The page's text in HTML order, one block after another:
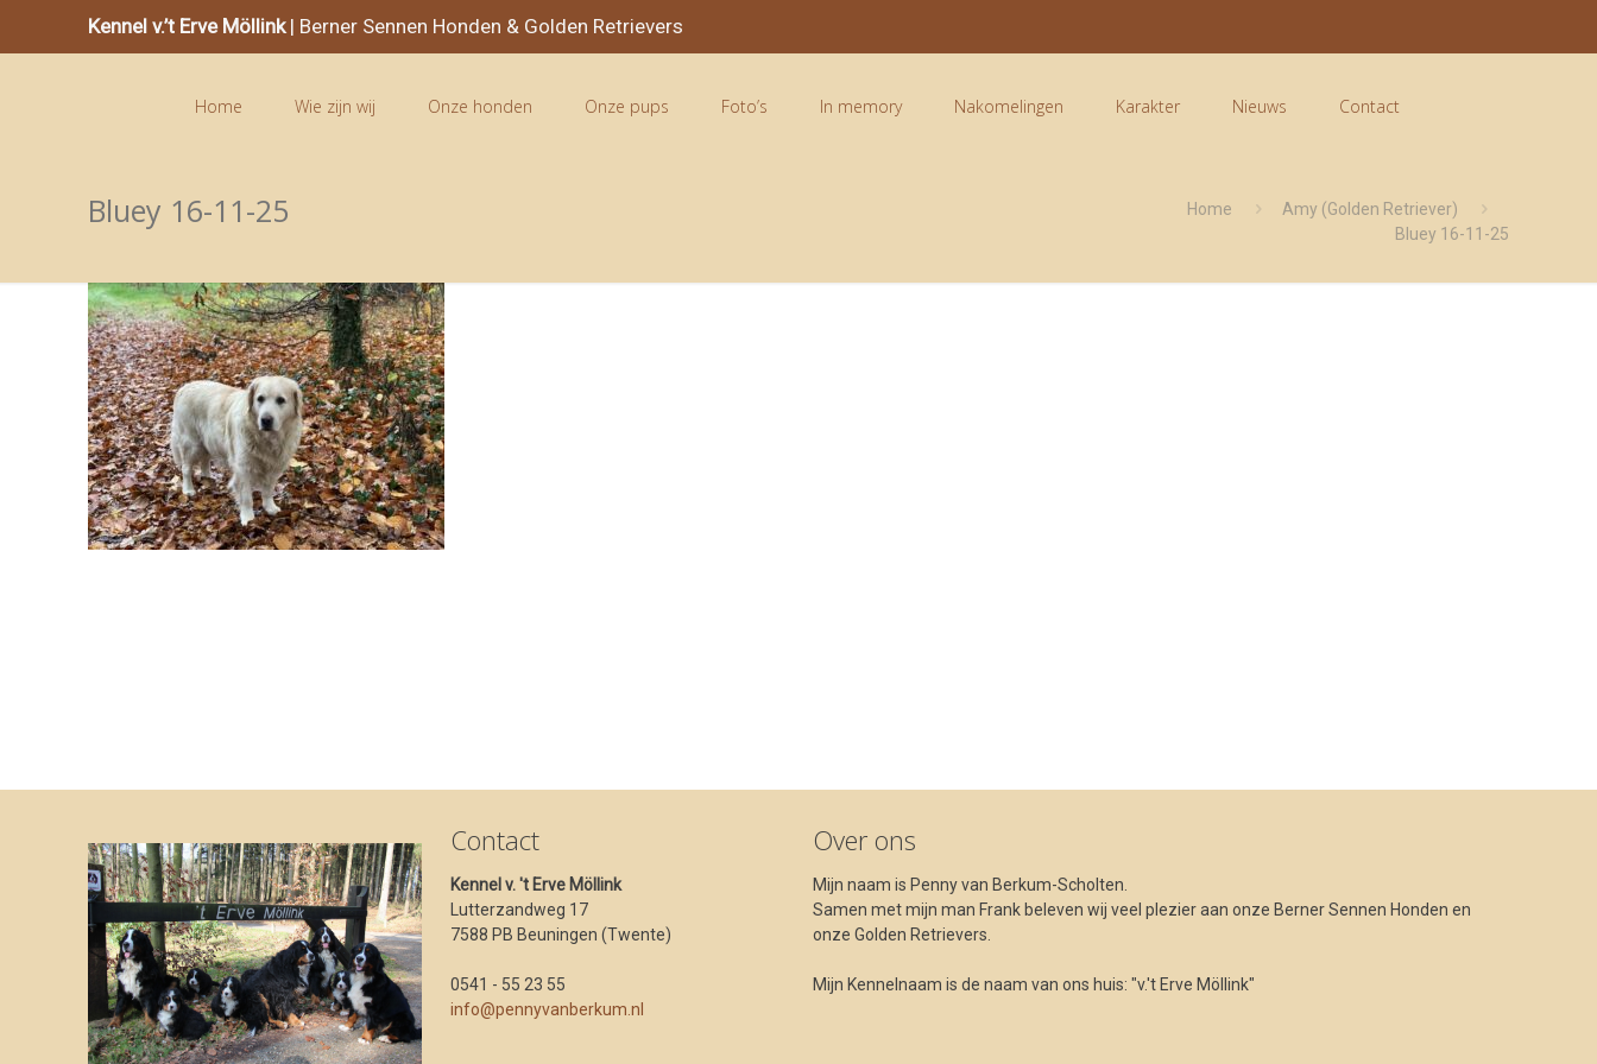
Kennel v.’t Erve Möllink| Berner Sennen Honden & Golden Retrievers
Home Wie zijn wij Onze honden Onze pups Foto’s In memory Nakomelingen Karakter Nieuws Contact
Bluey 16-11-25 Home
Amy (Golden Retriever)
Bluey 16-11-25
Contact
Kennel v. 't Erve Möllink
Lutterzandweg 17
7588 PB Beuningen (Twente)
0541 - 55 23 55
info@pennyvanberkum.nl
Over ons
Mijn naam is Penny van Berkum-Scholten.
Samen met mijn man Frank beleven wij veel plezier aan onze Berner Sennen Honden en
onze Golden Retrievers.
Mijn Kennelnaam is de naam van ons huis: "v.'t Erve Möllink"